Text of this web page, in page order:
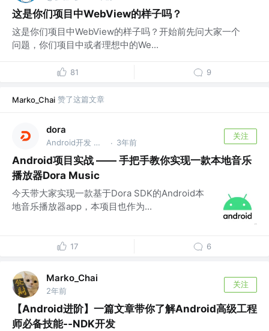
这是你们项目中WebView的样子吗？
这是你们项目中WebView的样子吗？开始前先问大家一个
问题，你们项目中或者理想中的We...
81 9
Marko_Chai 赞了这篇文章
dora
Android开发 @阿里巴巴集团 · 3年前
关注
Android项目实战 —— 手把手教你实现一款本地音乐
播放器Dora Music
今天带大家实现一款基于Dora SDK的Android本
地音乐播放器app，本项目也作为...
17 6
Marko_Chai
2年前
关注
【Android进阶】一篇文章带你了解Android高级工程
师必备技能--NDK开发